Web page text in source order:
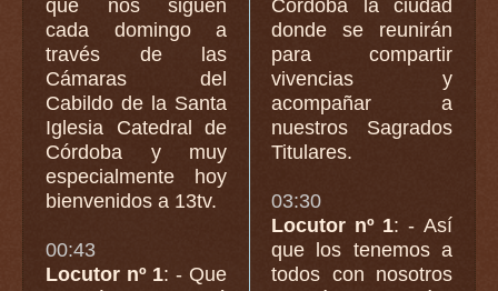
que nos siguen
cada domingo a
través de las
Cámaras del
Cabildo de la Santa
Iglesia Catedral de
Córdoba y muy
especialmente hoy
bienvenidos a 13tv.
00:43
Locutor nº 1: - Que
Córdoba la ciudad
donde se reunirán
para compartir
vivencias y
acompañar a
nuestros Sagrados
Titulares.
03:30
Locutor nº 1: - Así
que los tenemos a
todos con nosotros